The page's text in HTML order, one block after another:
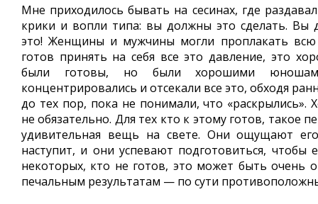
Мне приходилось бывать на сесинах, где
крики и вопли типа: вы должны это сделать. Вы
это! Женщины и мужчины могли проплакать всю
готов принять на себя все это давление, это
были готовы, но были хорошими
концентрировались и отсекали все это, обходя
до тех пор, пока не понимали, что «раскрылись».
не обязательно. Для тех кто к этому готов, такое
удивительная вещь на свете. Они ощущают
наступит, и они успевают подготовиться, чтобы
некоторых, кто не готов, это может быть очень
печальным результатам — по сути